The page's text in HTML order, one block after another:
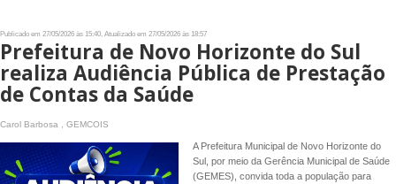
Publicado em 27/05/2026 às 15:40, Atualizado em 27/05/2026 às 18:57
Prefeitura de Novo Horizonte do Sul
realiza Audiência Pública de Prestação
de Contas da Saúde
Carol Barbosa , GEMCOIS
A Prefeitura Municipal de Novo Horizonte do
Sul, por meio da Gerência Municipal de Saúde
(GEMES), convida toda a população para